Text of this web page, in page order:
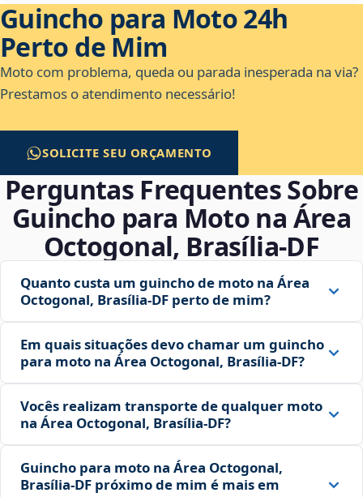
Guincho para Moto 24h
Perto de Mim
Moto com problema, queda ou parada inesperada na via?
Prestamos o atendimento necessário!
SOLICITE SEU ORÇAMENTO
Perguntas Frequentes Sobre
Guincho para Moto na Área
Octogonal, Brasília‑DF
Quanto custa um guincho de moto na Área
Octogonal, Brasília‑DF perto de mim?
Em quais situações devo chamar um guincho
para moto na Área Octogonal, Brasília‑DF?
Vocês realizam transporte de qualquer moto
na Área Octogonal, Brasília‑DF?
Guincho para moto na Área Octogonal,
Brasília‑DF próximo de mim é mais em